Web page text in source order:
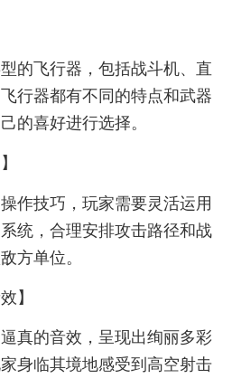
的飞行器，包括战斗机、直
行器都有不同的特点和武器
的喜好进行选择。
作技巧，玩家需要灵活运用
统，合理安排攻击路径和战
方单位。
】
真的音效，呈现出绚丽多彩
身临其境地感受到高空射击